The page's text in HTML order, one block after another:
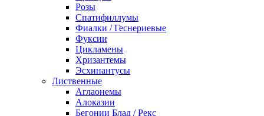
Розы
Спатифиллумы
Фиалки / Геснериевые
Фуксии
Цикламены
Хризантемы
Эсхинантусы
Лиственные
Аглаонемы
Алоказии
Бегонии Блад / Рекс